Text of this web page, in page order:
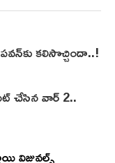
కలిసొచ్చిందా..!
చేసిన వార్ 2..
విజువల్స్